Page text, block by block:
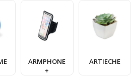
ARMPHONE
+
ARTIECHE